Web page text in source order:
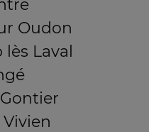
Oudon
Laval
Vivien